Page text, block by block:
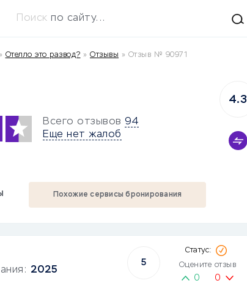
Поиск по сайту...
» Отелло это развод? » Отзывы » Отзыв № 90971
Всего отзывов 94
Еще нет жалоб
4.3
Похожие сервисы бронирования
2025
5 Оцените отзыв
0 0